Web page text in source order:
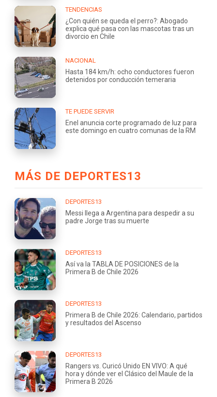
TENDENCIAS
¿Con quién se queda el perro?: Abogado
explica qué pasa con las mascotas tras un
divorcio en Chile
NACIONAL
Hasta 184 km/h: ocho conductores fueron
detenidos por conducción temeraria
TE PUEDE SERVIR
Enel anuncia corte programado de luz para
este domingo en cuatro comunas de la RM
MÁS DE DEPORTES13
DEPORTES13
Messi llega a Argentina para despedir a su
padre Jorge tras su muerte
DEPORTES13
Así va la TABLA DE POSICIONES de la
Primera B de Chile 2026
DEPORTES13
Primera B de Chile 2026: Calendario, partidos
y resultados del Ascenso
DEPORTES13
Rangers vs. Curicó Unido EN VIVO: A qué
hora y dónde ver el Clásico del Maule de la
Primera B 2026